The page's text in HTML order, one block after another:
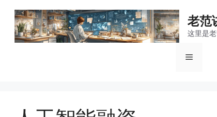
老范
这里是
菜